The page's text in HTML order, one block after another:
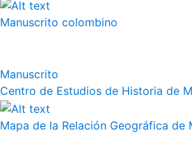
Manuscrito colombino
Manuscrito
Centro de Estudios de Historia de
Mapa de la Relación Geográfica de